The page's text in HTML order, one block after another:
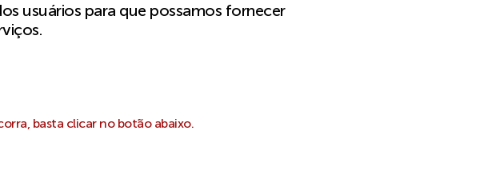
usuários para que possamos fornecer
basta clicar no botão abaixo.